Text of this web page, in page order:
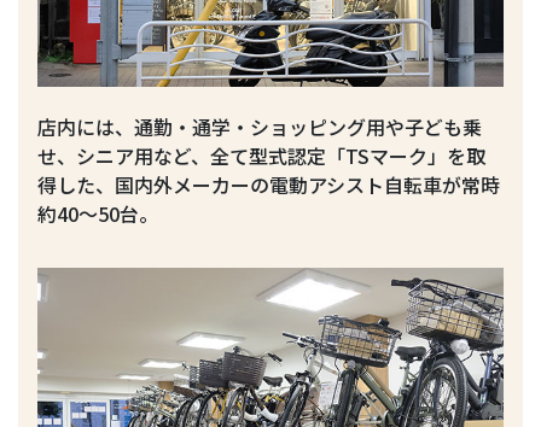
店内には、通勤・通学・ショッピング用や子ども乗
せ、シニア用など、全て型式認定「TSマーク」を取
得した、国内外メーカーの電動アシスト自転車が常時
約40～50台。